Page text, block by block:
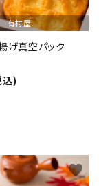
有村屋
げ真空パック
)
favorite